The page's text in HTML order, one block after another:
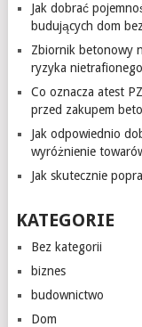
Jak dobrać
budujących dom
Zbiornik betonowy
ryzyka
Co oznacza atest
przed zakupem
Jak odpowiednio
wyróżnienie
Jak skutecznie
KATEGORIE
Bez kategorii
biznes
budownictwo
Dom